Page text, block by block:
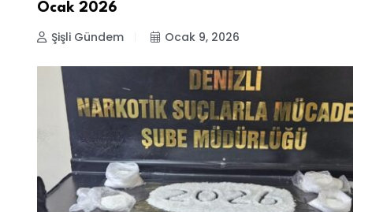
Ocak 2026
Şişli Gündem Ocak 9, 2026